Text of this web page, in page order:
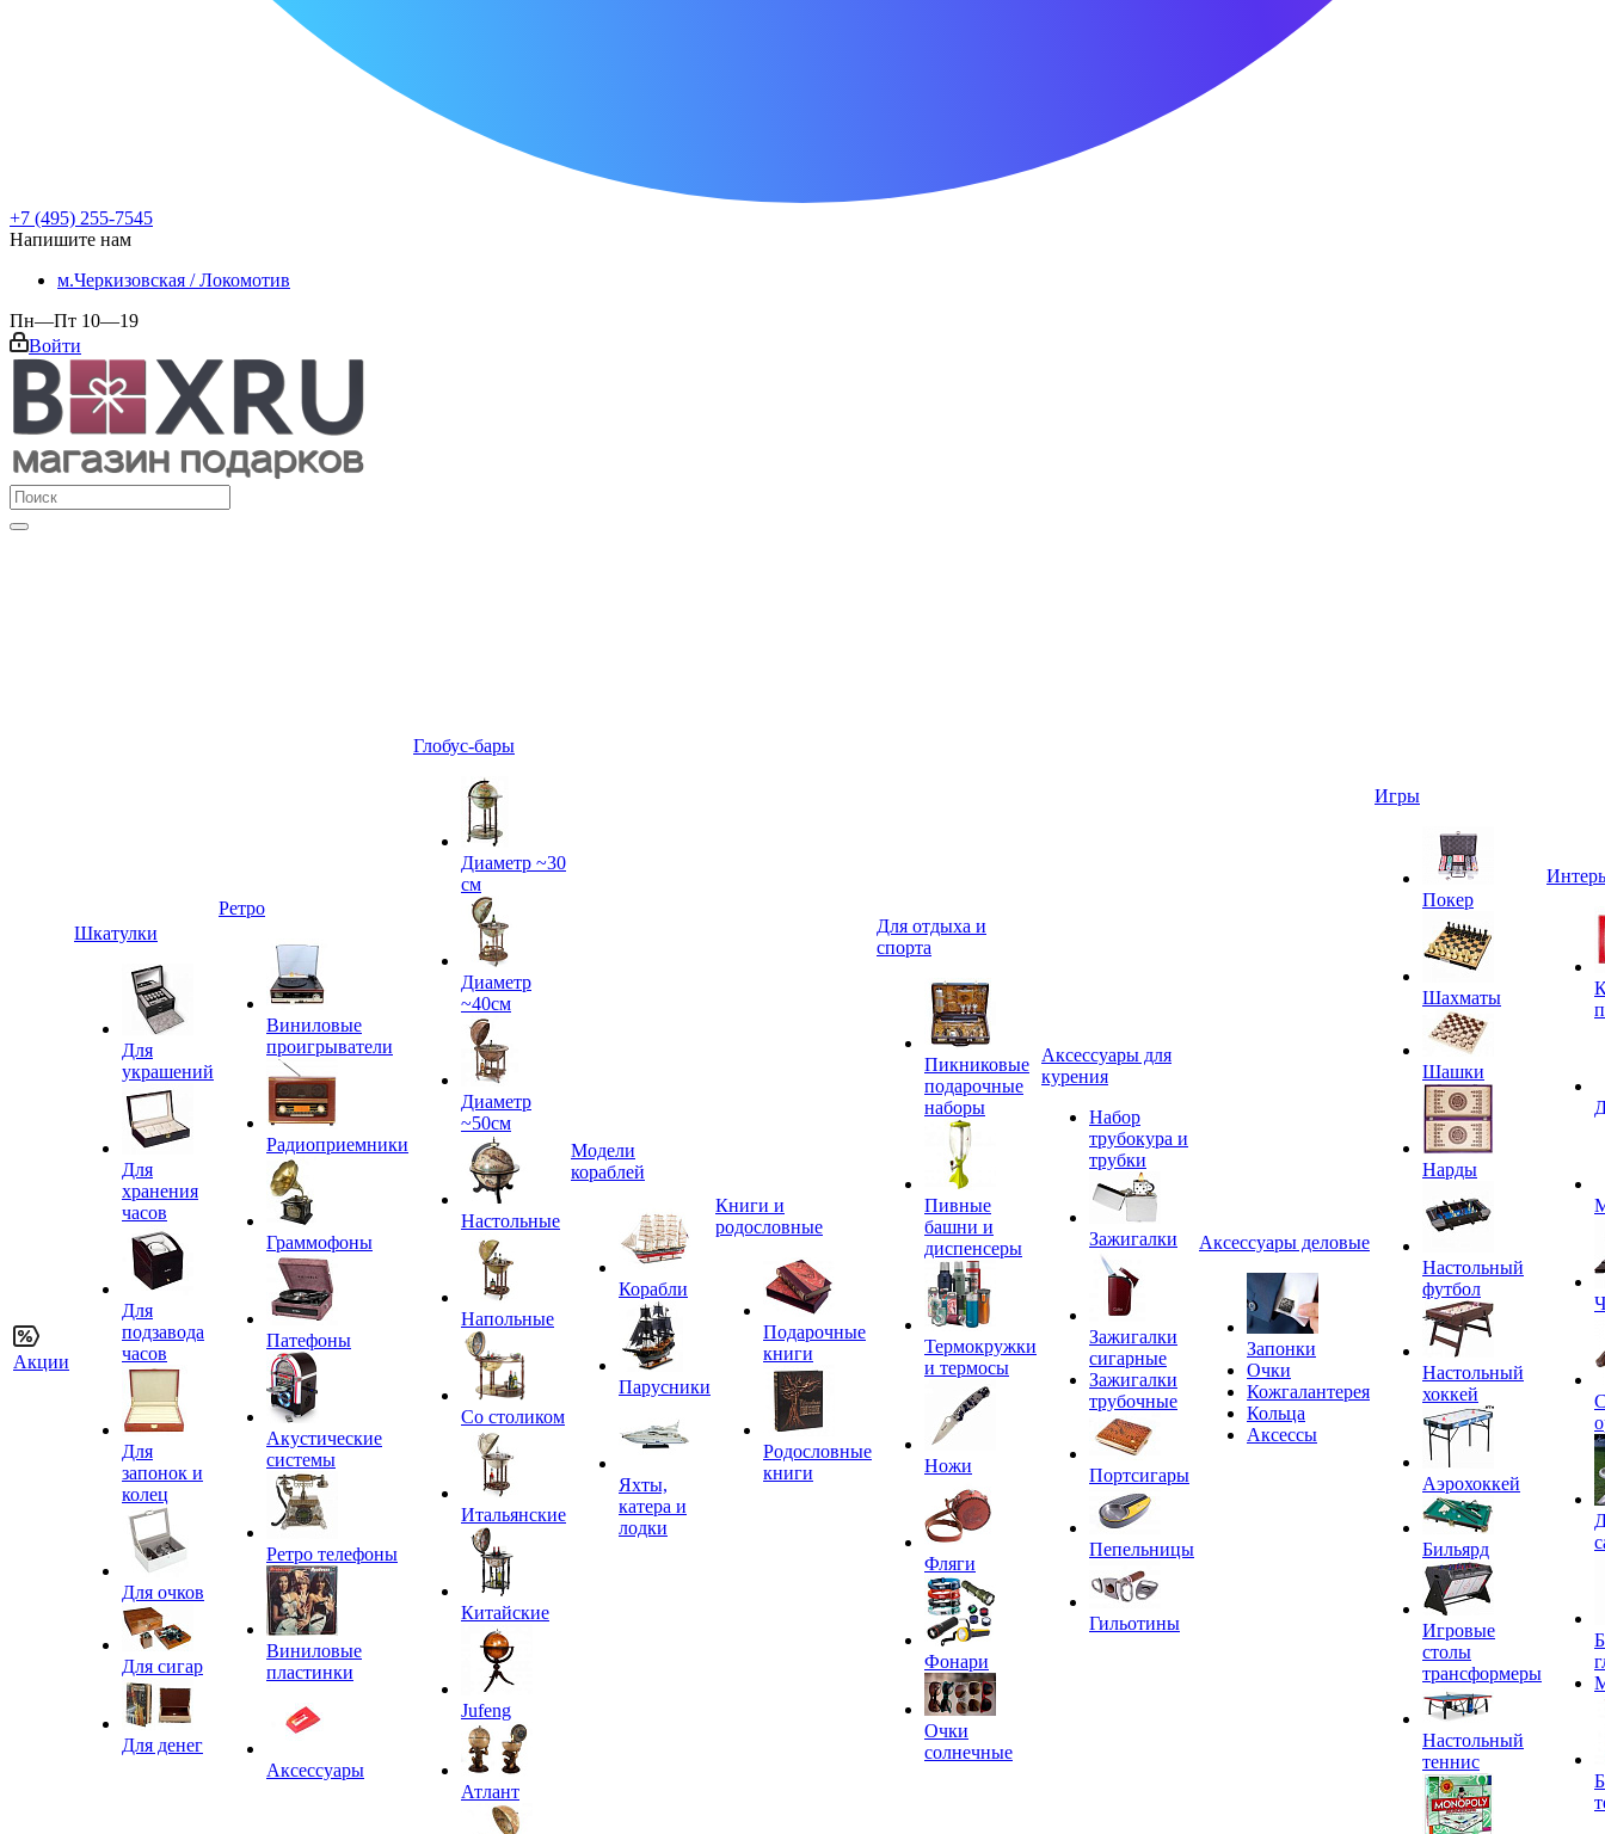
+7 (495) 255-7545
Напишите нам
м.Черкизовская / Локомотив
Пн—Пт 10—19
Войти
Акции
Шкатулки
Для
украшений
Для
хранения
часов
Для
подзавода
часов
Для
запонок и
колец
Для очков
Для сигар
Для денег
Ретро
Виниловые
проигрыватели
Радиоприемники
Граммофоны
Патефоны
Акустические
системы
Ретро телефоны
Виниловые
пластинки
Аксессуары
Глобус-бары
Диаметр ~30
см
Диаметр
~40см
Диаметр
~50см
Настольные
Напольные
Со столиком
Итальянские
Китайские
Jufeng
Атлант
Модели
кораблей
Корабли
Парусники
Яхты,
катера и
лодки
Книги и
родословные
Подарочные
книги
Родословные
книги
Для отдыха и
спорта
Пикниковые
подарочные
наборы
Пивные
башни и
диспенсеры
Термокружки
и термосы
Ножи
Фляги
Фонари
Очки
солнечные
Аксессуары для
курения
Набор
трубокура и
трубки
Зажигалки
Зажигалки
сигарные
Зажигалки
трубочные
Портсигары
Пепельницы
Гильотины
Аксессуары деловые
Запонки
Очки
Кожгалантерея
Кольца
Аксессы
Игры
Покер
Шахматы
Шашки
Нарды
Настольный
футбол
Настольный
хоккей
Аэрохоккей
Бильярд
Игровые
столы
трансформеры
Настольный
теннис